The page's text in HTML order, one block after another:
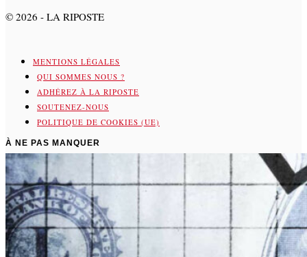
© 2026 - LA RIPOSTE
MENTIONS LÉGALES
QUI SOMMES NOUS ?
ADHÉREZ À LA RIPOSTE
SOUTENEZ-NOUS
POLITIQUE DE COOKIES (UE)
À NE PAS MANQUER